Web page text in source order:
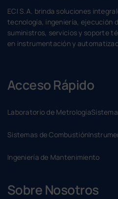
ECI S.A. brinda soluciones
tecnología, ingeniería, ejecución
suministros, servicios y soporte
en instrumentación y
Acceso Rápido
Laboratorio de Metrología
Sistemas de Combustión
Ingeniería de Mantenimiento
Sobre Nosotros